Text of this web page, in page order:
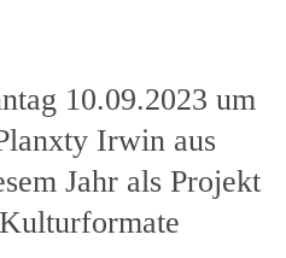
10.09.2023 um
Irwin aus
Jahr als Projekt